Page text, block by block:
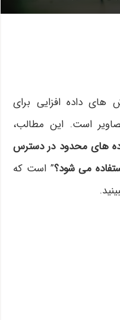
های داده افزایی برای
است. این مطالب،
های محدود در دسترس
می شود؟” است که